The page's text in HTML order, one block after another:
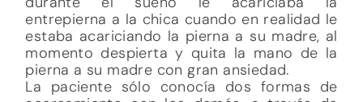
entrepierna a la chica cuando en realidad le
estaba acariciando la pierna a su madre, al
momento despierta y quita la mano de la
pierna a su madre con gran ansiedad.
La paciente sólo conocía dos formas de